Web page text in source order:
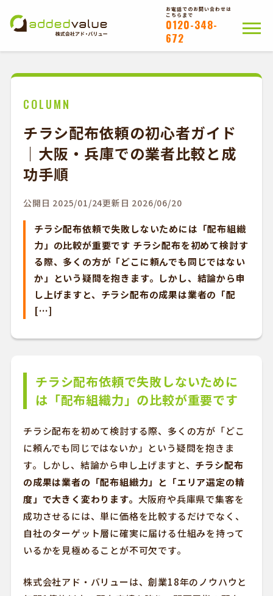
お電話でのお問い合わせは
こちらまで
0120-348-
672
お問い合わせ
かんたんWEB注文
COLUMN
チラシ配布依頼の初心者ガイド
｜大阪・兵庫での業者比較と成
功手順
公開日 2025/01/24更新日 2026/06/20
チラシ配布依頼で失敗しないためには「配布組織
力」の比較が重要です チラシ配布を初めて検討す
る際、多くの方が「どこに頼んでも同じではない
か」という疑問を抱きます。しかし、結論から申
し上げますと、チラシ配布の成果は業者の「配
[…]
チラシ配布依頼で失敗しないために
は「配布組織力」の比較が重要です
チラシ配布を初めて検討する際、多くの方が「どこ
に頼んでも同じではないか」という疑問を抱きま
す。しかし、結論から申し上げますと、 チラシ配布
の成果は業者の「配布組織力」と「エリア選定の精
度」で大きく変わります。 大阪府や兵庫県で集客を
成功させるには、単に価格を比較するだけでなく、
自社のターゲット層に確実に届ける仕組みを持って
いるかを見極めることが不可欠です。
株式会社アド・バリューは、創業18年のノウハウと